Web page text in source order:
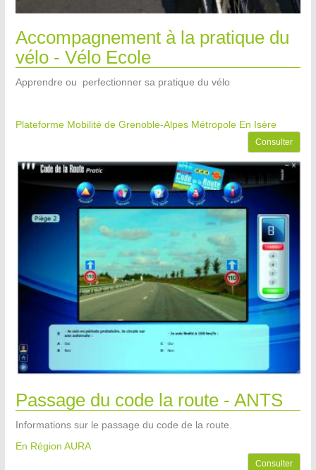
Accompagnement à la pratique du
vélo - Vélo Ecole
Apprendre ou perfectionner sa pratique du vélo
Plateforme Mobilité de Grenoble-Alpes Métropole En Isère
Consulter
Passage du code la route - ANTS
Informations sur le passage du code de la route.
En Région AURA
Consulter